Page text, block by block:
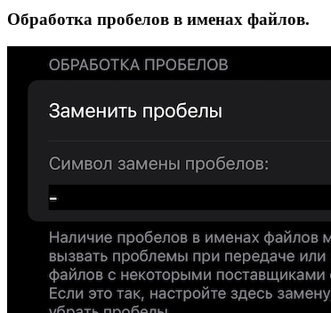
Обработка пробелов в именах файлов.